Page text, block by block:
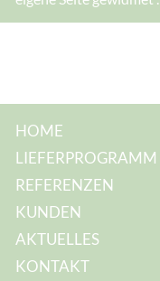
HOME
LIEFERPROGRAMM
REFERENZEN
KUNDEN
AKTUELLES
KONTAKT